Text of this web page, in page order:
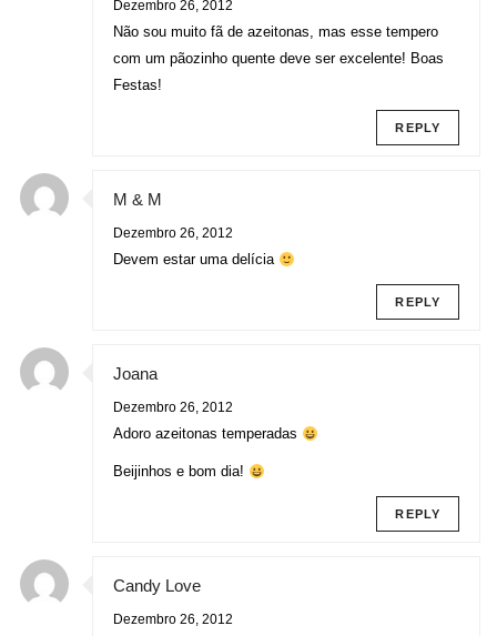
Dezembro 26, 2012
Não sou muito fã de azeitonas, mas esse tempero
com um pãozinho quente deve ser excelente! Boas
Festas!
REPLY
M & M
Dezembro 26, 2012
Devem estar uma delícia
REPLY
Joana
Dezembro 26, 2012
Adoro azeitonas temperadas
Beijinhos e bom dia!
REPLY
Candy Love
Dezembro 26, 2012